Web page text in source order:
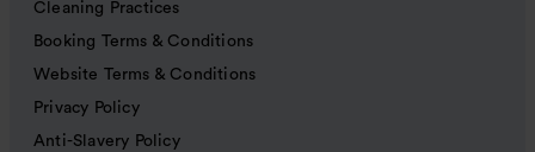
Cleaning Practices
Booking Terms & Conditions
Website Terms & Conditions
Privacy Policy
Anti-Slavery Policy